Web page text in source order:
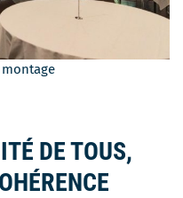
DE TOUS,